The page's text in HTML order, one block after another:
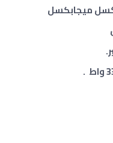
ميجابكسل